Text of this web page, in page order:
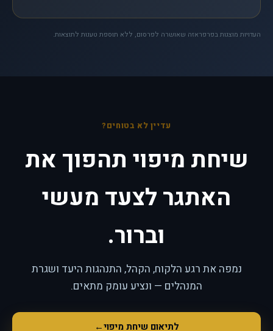
העדויות מוצגות בפרפראזה שאושרה לפרסום, ללא תוספת טענות לתוצאות.
עדיין לא בטוחים?
שיחת מיפוי תהפוך את
האתגר לצעד מעשי
וברור.
נמפה את רגע הלקוח, הקהל, התנהגות היעד ושגרת
המנהלים — ונציע עומק מתאים.
לתיאום שיחת מיפוי←